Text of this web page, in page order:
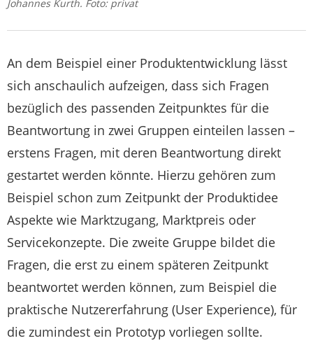
Johannes Kurth. Foto: privat
An dem Beispiel einer Produktentwicklung lässt
sich anschaulich aufzeigen, dass sich Fragen
bezüglich des passenden Zeitpunktes für die
Beantwortung in zwei Gruppen einteilen lassen –
erstens Fragen, mit deren Beantwortung direkt
gestartet werden könnte. Hierzu gehören zum
Beispiel schon zum Zeitpunkt der Produktidee
Aspekte wie Marktzugang, Marktpreis oder
Servicekonzepte. Die zweite Gruppe bildet die
Fragen, die erst zu einem späteren Zeitpunkt
beantwortet werden können, zum Beispiel die
praktische Nutzererfahrung (User Experience), für
die zumindest ein Prototyp vorliegen sollte.